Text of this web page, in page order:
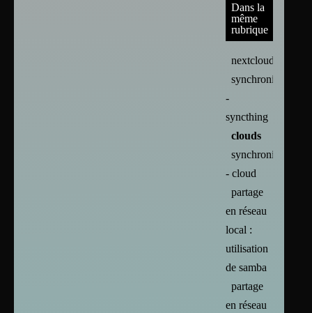
Dans la
même
rubrique
nextcloud
synchronisation
-
syncthing
clouds
synchronisation
- cloud
partage
en réseau
local :
utilisation
de samba
partage
en réseau